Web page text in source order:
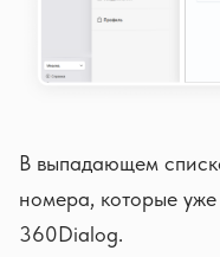
В выпадающем
номера, которые
360Dialog.